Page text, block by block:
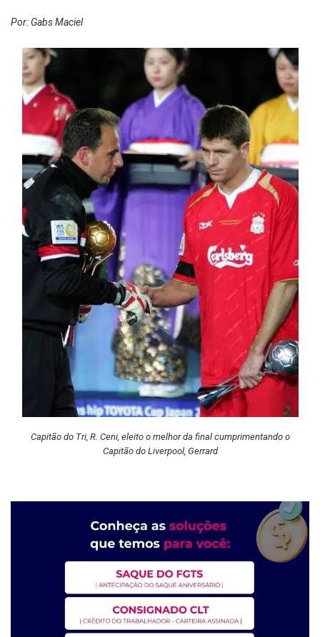
Por: Gabs Maciel
Capitão do Tri, R. Ceni, eleito o melhor da final cumprimentando o
Capitão do Liverpool, Gerrard